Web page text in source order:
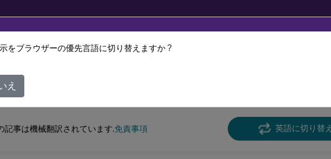
テンツは動的に機械翻訳されています。
Citrix Workspace
記事は機械翻訳されています.免責事項 英語に切り替え
をブラウザーの優先言語に切り替えますか ?
え